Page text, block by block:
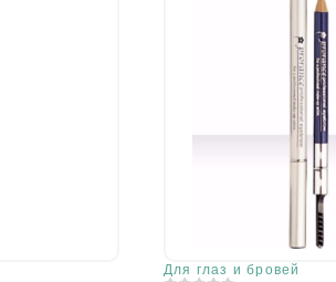
Для глаз и бровей